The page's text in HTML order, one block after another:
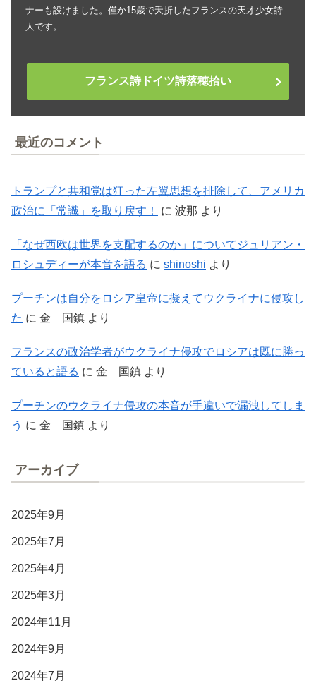
ナーも設けました。僅か15歳で夭折したフランスの天才少女詩
人です。
フランス詩ドイツ詩落穂拾い
最近のコメント
トランプと共和党は狂った左翼思想を排除して、アメリカ
政治に「常識」を取り戻す！
に 波那 より
「なぜ西欧は世界を支配するのか」についてジュリアン・
ロシュディーが本音を語る に shinoshi より
プーチンは自分をロシア皇帝に擬えてウクライナに侵攻し
た に 金 国鎮 より
フランスの政治学者がウクライナ侵攻でロシアは既に勝っ
ていると語る に 金 国鎮 より
プーチンのウクライナ侵攻の本音が手違いで漏洩してしま
う に 金 国鎮 より
アーカイブ
2025年9月
2025年7月
2025年4月
2025年3月
2024年11月
2024年9月
2024年7月